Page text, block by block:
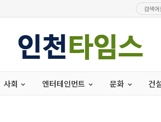
사회 엔터테인먼트 문화 건